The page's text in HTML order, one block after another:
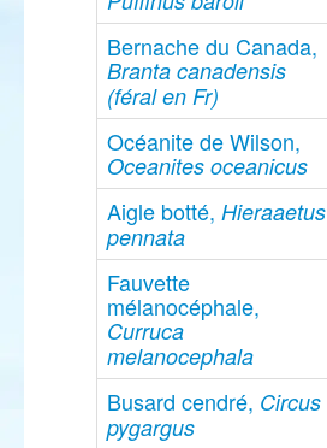
Bernache du Canada,
Branta canadensis
(féral en Fr)
Océanite de Wilson,
Oceanites oceanicus
Aigle botté, Hieraaetus
pennata
Fauvette
mélanocéphale,
Curruca
melanocephala
Busard cendré, Circus
pygargus